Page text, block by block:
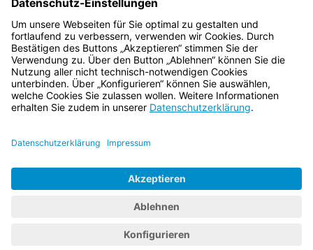
vom Obersten Rechnungshof die Unterrichtung über solche
Angelegenheiten verlangen.3Berichtet er dem Landtag, so
unterrichtet er gleichzeitig die Staatsregierung.
Bayern.de
BayernPortal
Impressum